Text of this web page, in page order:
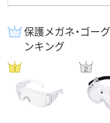
保護メガネ・ゴー
ンキング